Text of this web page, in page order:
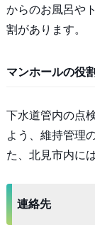
からのお風呂や
割があります。
マンホールの役割
下水道管内の点
よう、維持管理
た、北見市内に
連絡先